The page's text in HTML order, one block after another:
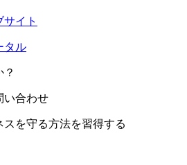
イト
タル
い合わせ
を守る方法を習得する